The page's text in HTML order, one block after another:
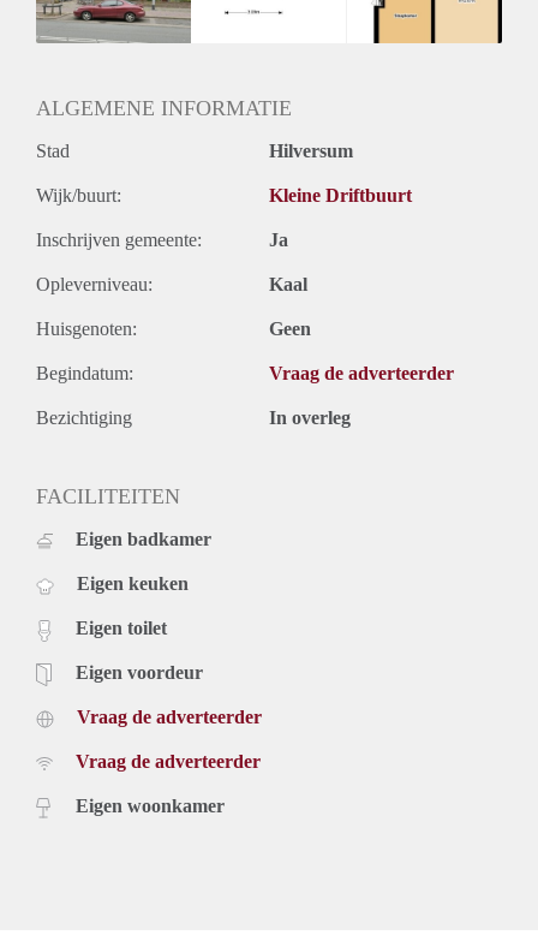
Huurtermijn
Onbepaalde termijn
ALGEMENE INFORMATIE
Stad Hilversum
Wijk/buurt: Kleine Driftbuurt
Inschrijven gemeente: Ja
Opleverniveau: Kaal
Huisgenoten: Geen
Begindatum: Vraag de adverteerder
Bezichtiging In overleg
FACILITEITEN
Eigen badkamer
Eigen keuken
Eigen toilet
Eigen voordeur
Vraag de adverteerder
Vraag de adverteerder
Eigen woonkamer